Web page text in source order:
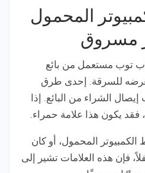
المحمول
مسروق
توب مستعمل من بائع
للسرقة. إحدى طرق
الشراء من البائع. إذا
فقد يكون هذا علامة حمراء.
الكمبيوتر المحمول، أو كان
فإن هذه العلامات تشير إلى